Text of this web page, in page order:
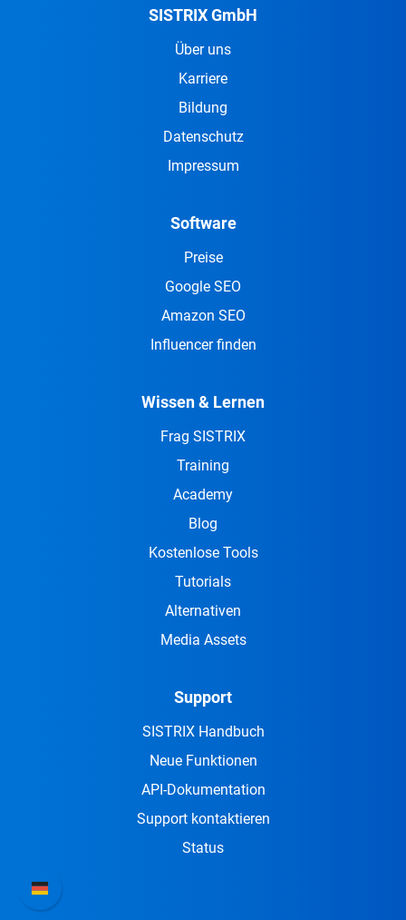
SISTRIX GmbH
Über uns
Karriere
Bildung
Datenschutz
Impressum
Software
Preise
Google SEO
Amazon SEO
Influencer finden
Wissen & Lernen
Frag SISTRIX
Training
Academy
Blog
Kostenlose Tools
Tutorials
Alternativen
Media Assets
Support
SISTRIX Handbuch
Neue Funktionen
API-Dokumentation
Support kontaktieren
Status